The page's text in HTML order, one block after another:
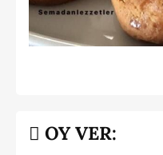
OY VER: